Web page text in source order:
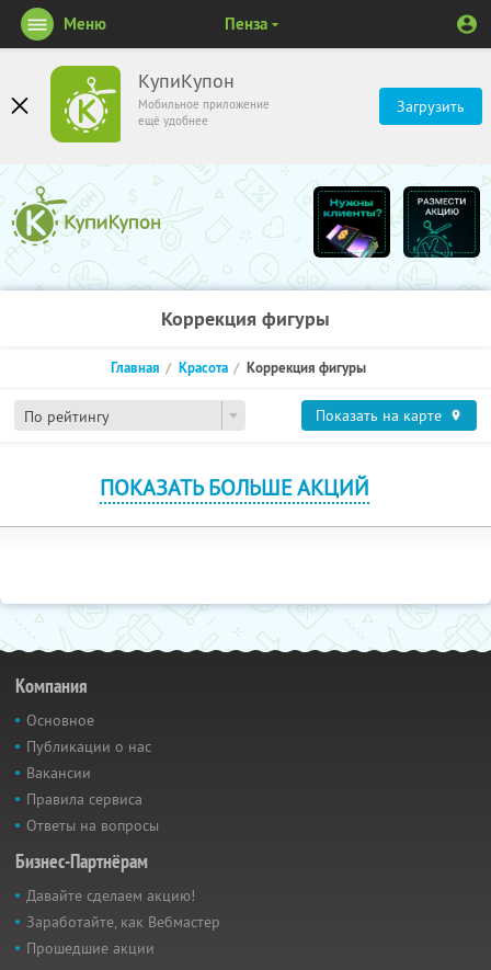
КупиКупон
Мобильное приложение
ещё удобнее
Загрузить
Меню Пенза
Коррекция фигуры
По рейтингу
Главная Красота Коррекция фигуры
Показать на карте
ПОКАЗАТЬ БОЛЬШЕ АКЦИЙ
Компания
Основное
Публикации о нас
Вакансии
Правила сервиса
Ответы на вопросы
Бизнес-Партнёрам
Давайте сделаем акцию!
Заработайте, как Вебмастер
Прошедшие акции